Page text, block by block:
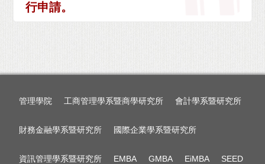
行申請。
管理學院 工商管理學系暨商學研究所 會計學系暨研究所
財務金融學系暨研究所 國際企業學系暨研究所
資訊管理學系暨研究所 EMBA GMBA EiMBA SEED